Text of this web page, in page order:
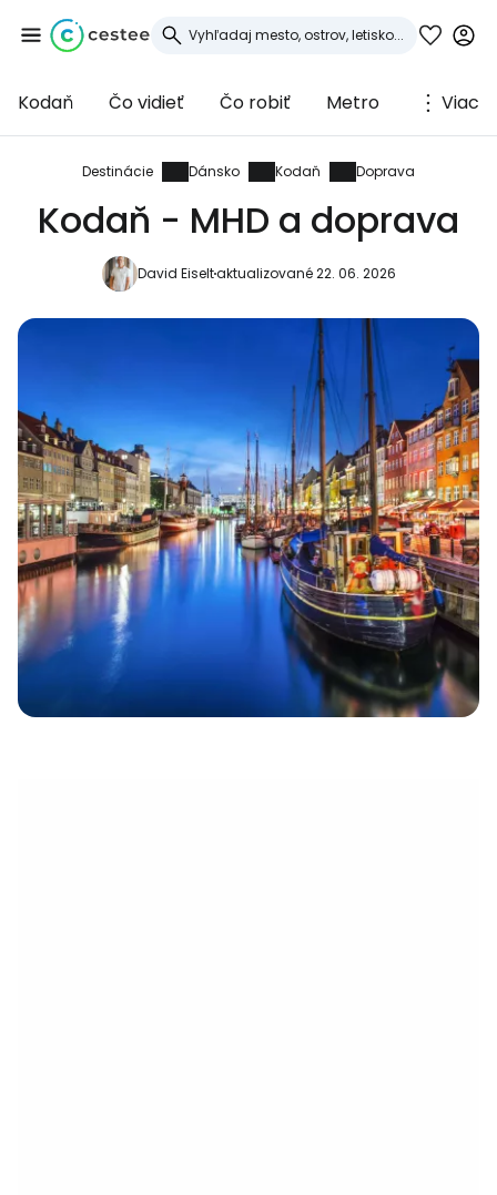
Kodaň Čo vidieť Čo robiť Metro Viac
Destinácie Dánsko Kodaň Doprava
Kodaň - MHD a doprava
David Eiseltaktualizované 22. 06. 2026
Prihláste sa do
služby Cestee
... celosvetovej komunity cestovateľov
Pokračovať na Facebooku
Pokračovať s e-mailom